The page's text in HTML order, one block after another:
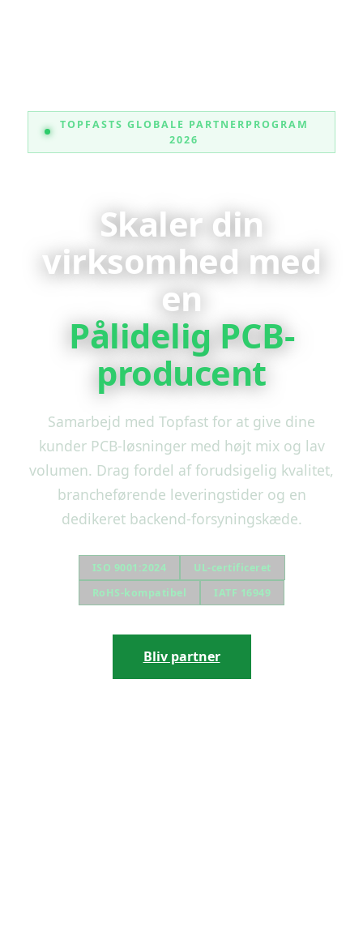
TOPFASTS GLOBALE PARTNERPROGRAM
2026
Skaler din
virksomhed med
en
Pålidelig PCB-
producent
Samarbejd med Topfast for at give dine
kunder PCB-løsninger med højt mix og lav
volumen. Drag fordel af forudsigelig kvalitet,
brancheførende leveringstider og en
dedikeret backend-forsyningskæde.
ISO 9001:2024
UL-certificeret
RoHS-kompatibel
IATF 16949
Bliv partner